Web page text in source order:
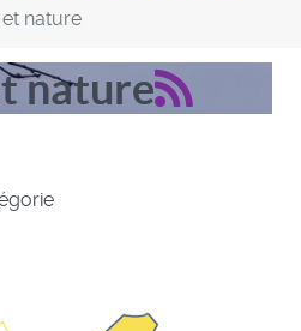
nature
nature